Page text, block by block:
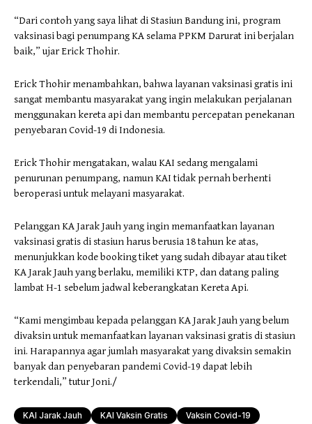
“Dari contoh yang saya lihat di Stasiun Bandung ini, program
vaksinasi bagi penumpang KA selama PPKM Darurat ini berjalan
baik,” ujar Erick Thohir.
Erick Thohir menambahkan, bahwa layanan vaksinasi gratis ini
sangat membantu masyarakat yang ingin melakukan perjalanan
menggunakan kereta api dan membantu percepatan penekanan
penyebaran Covid-19 di Indonesia.
Erick Thohir mengatakan, walau KAI sedang mengalami
penurunan penumpang, namun KAI tidak pernah berhenti
beroperasi untuk melayani masyarakat.
Pelanggan KA Jarak Jauh yang ingin memanfaatkan layanan
vaksinasi gratis di stasiun harus berusia 18 tahun ke atas,
menunjukkan kode booking tiket yang sudah dibayar atau tiket
KA Jarak Jauh yang berlaku, memiliki KTP, dan datang paling
lambat H-1 sebelum jadwal keberangkatan Kereta Api.
“Kami mengimbau kepada pelanggan KA Jarak Jauh yang belum
divaksin untuk memanfaatkan layanan vaksinasi gratis di stasiun
ini. Harapannya agar jumlah masyarakat yang divaksin semakin
banyak dan penyebaran pandemi Covid-19 dapat lebih
terkendali,” tutur Joni./
KAI Jarak Jauh KAI Vaksin Gratis Vaksin Covid-19